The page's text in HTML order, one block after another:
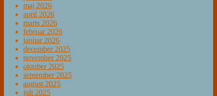
maj 2026
april 2026
marts 2026
februar 2026
januar 2026
december 2025
november 2025
oktober 2025
september 2025
august 2025
juli 2025